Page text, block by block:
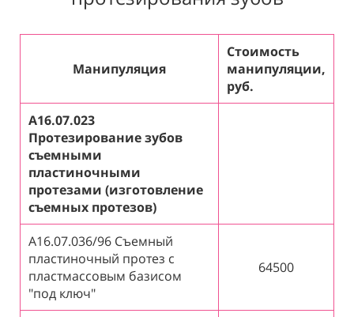
Манипуляция
Стоимость
манипуляции,
руб.
А16.07.023
Протезирование зубов
съемными
пластиночными
протезами (изготовление
съемных протезов)
А16.07.036/96 Съемный
пластиночный протез с
пластмассовым базисом
"под ключ"
64500